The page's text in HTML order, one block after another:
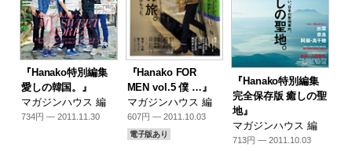
『Hanako特別編集
愛しの韓国。』
マガジンハウス 編
734円 — 2011.11.30
『Hanako FOR
MEN vol.5 僕 …』
マガジンハウス 編
607円 — 2011.10.03
電子版あり
『Hanako特別編集
完全保存版 癒しの聖
地』
マガジンハウス 編
713円 — 2011.10.03